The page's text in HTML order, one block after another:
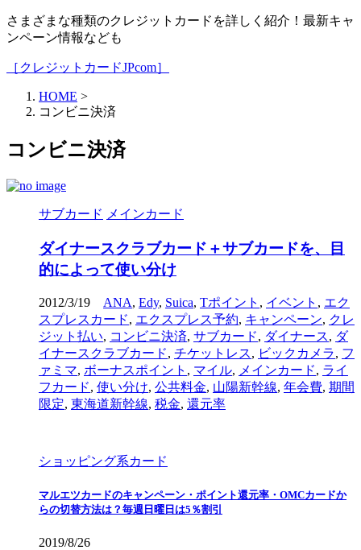
さまざまな種類のクレジットカードを詳しく紹介！最新キャ
ンペーン情報なども
［クレジットカードJPcom］
HOME >
コンビニ決済
コンビニ決済
サブカード メインカード
ダイナースクラブカード＋サブカードを、目
的によって使い分け
2012/3/19 ANA, Edy, Suica, Tポイント , イベント , エク
スプレスカード, エクスプレス予約, キャンペーン, クレ
ジット払い, コンビニ決済, サブカード, ダイナース, ダ
イナースクラブカード, チケットレス, ビックカメラ, フ
ァミマ, ボーナスポイント , マイル, メインカード, ライ
フカード, 使い分け, 公共料金, 山陽新幹線, 年会費, 期間
限定, 東海道新幹線, 税金, 還元率
ショッピング系カード
マルエツカードのキャンペーン・ポイント還元率・OMCカードか
らの切替方法は？毎週日曜日は5％割引
2019/8/26